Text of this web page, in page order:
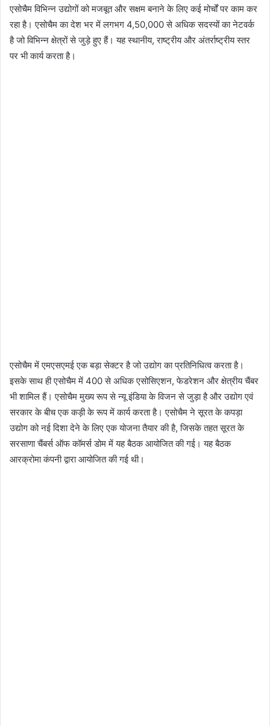
एसोचैम विभिन्न उद्योगों को मजबूत और सक्षम बनाने के लिए कई मोर्चों पर काम कर
रहा है। एसोचैम का देश भर में लगभग 4,50,000 से अधिक सदस्यों का नेटवर्क
है जो विभिन्न क्षेत्रों से जुड़े हुए हैं। यह स्थानीय, राष्ट्रीय और अंतर्राष्ट्रीय स्तर
पर भी कार्य करता है।
एसोचैम में एमएसएमई एक बड़ा सेक्टर है जो उद्योग का प्रतिनिधित्व करता है।
इसके साथ ही एसोचैम में 400 से अधिक एसोसिएशन, फेडरेशन और क्षेत्रीय चैंबर
भी शामिल हैं। एसोचैम मुख्य रूप से न्यू इंडिया के विजन से जुड़ा है और उद्योग एवं
सरकार के बीच एक कड़ी के रूप में कार्य करता है। एसोचैम ने सूरत के कपड़ा
उद्योग को नई दिशा देने के लिए एक योजना तैयार की है, जिसके तहत सूरत के
सरसाणा चैंबर्स ऑफ कॉमर्स डोम में यह बैठक आयोजित की गई। यह बैठक
आरक्रोमा कंपनी द्वारा आयोजित की गई थी।